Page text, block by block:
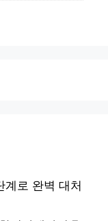
계로 완벽 대처